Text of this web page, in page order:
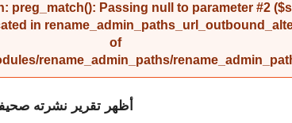
: preg_match(): Passing null to parameter #2
in
of
rename_admin_paths/